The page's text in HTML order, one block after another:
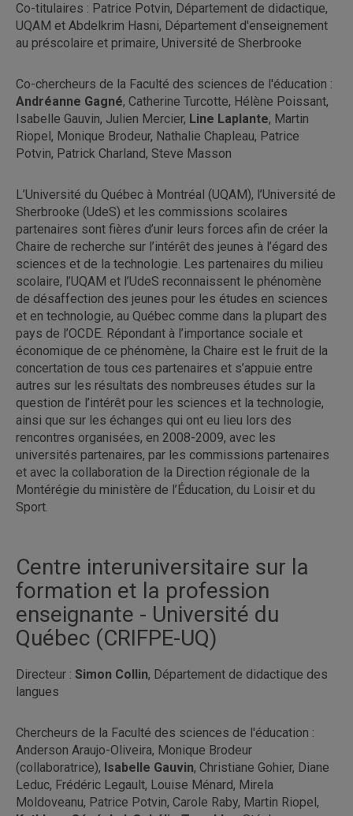
Co-titulaires : Patrice Potvin, Département de didactique,
UQAM et Abdelkrim Hasni, Département d'enseignement
au préscolaire et primaire, Université de Sherbrooke
Co-chercheurs de la Faculté des sciences de l'éducation :
Andréanne Gagné, Catherine Turcotte, Hélène Poissant,
Isabelle Gauvin, Julien Mercier, Line Laplante, Martin
Riopel, Monique Brodeur, Nathalie Chapleau, Patrice
Potvin, Patrick Charland, Steve Masson
L’Université du Québec à Montréal (UQAM), l’Université de
Sherbrooke (UdeS) et les commissions scolaires
partenaires sont fières d’unir leurs forces afin de créer la
Chaire de recherche sur l’intérêt des jeunes à l’égard des
sciences et de la technologie. Les partenaires du milieu
scolaire, l’UQAM et l’UdeS reconnaissent le phénomène
de désaffection des jeunes pour les études en sciences
et en technologie, au Québec comme dans la plupart des
pays de l’OCDE. Répondant à l’importance sociale et
économique de ce phénomène, la Chaire est le fruit de la
concertation de tous ces partenaires et s’appuie entre
autres sur les résultats des nombreuses études sur la
question de l’intérêt pour les sciences et la technologie,
ainsi que sur les échanges qui ont eu lieu lors des
rencontres organisées, en 2008-2009, avec les
universités partenaires, par les commissions partenaires
et avec la collaboration de la Direction régionale de la
Montérégie du ministère de l’Éducation, du Loisir et du
Sport.
Centre interuniversitaire sur la
formation et la profession
enseignante - Université du
Québec (CRIFPE-UQ)
Directeur : Simon Collin, Département de didactique des
langues
Chercheurs de la Faculté des sciences de l'éducation :
Anderson Araujo-Oliveira, Monique Brodeur
(collaboratrice), Isabelle Gauvin, Christiane Gohier, Diane
Leduc, Frédéric Legault, Louise Ménard, Mirela
Moldoveanu, Patrice Potvin, Carole Raby, Martin Riopel,